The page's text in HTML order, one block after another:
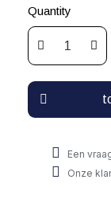
Quantity
Een
Onze